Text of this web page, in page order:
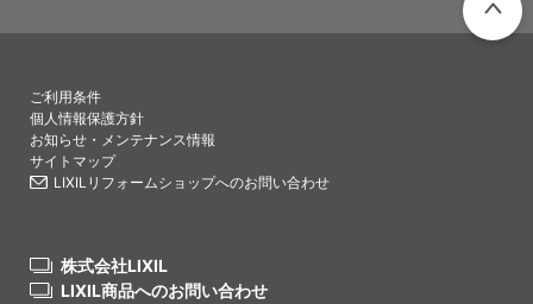
ご利用条件
個人情報保護方針
お知らせ・メンテナンス情報
サイトマップ
LIXILリフォームショップへのお問い合わせ
株式会社LIXIL
LIXIL商品へのお問い合わせ